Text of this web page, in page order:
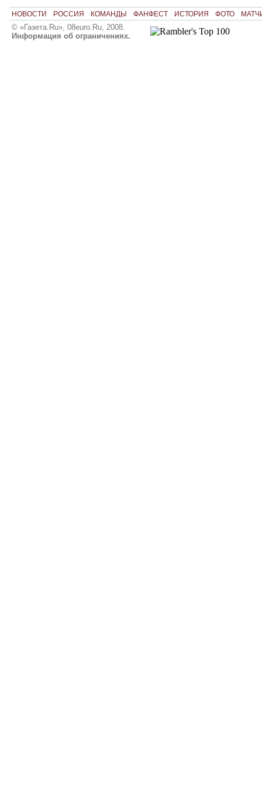
НОВОСТИ РОССИЯ КОМАНДЫ ФАНФЕСТ ИСТОРИЯ ФОТО
© «Газета.Ru», 08euro.Ru, 2008.
Информация об ограничениях.